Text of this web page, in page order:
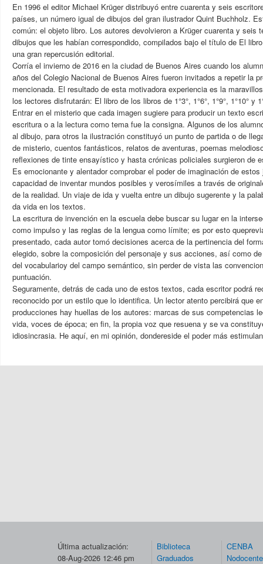
En 1996 el editor Michael Krüger distribuyó entre cuarenta y seis
países, un número igual de dibujos del gran ilustrador Quint Buchholz.
común: el objeto libro. Los autores devolvieron a Krüger cuarenta y seis
dibujos que les habían correspondido, compilados bajo el título de El
una gran repercusión editorial.
Corría el invierno de 2016 en la ciudad de Buenos Aires cuando los
años del Colegio Nacional de Buenos Aires fueron invitados a repetir la
mencionada. El resultado de esta motivadora experiencia es la
los lectores disfrutarán: El libro de los libros de 1°3°, 1°6°, 1°9°, 1°10° y
Entrar en el misterio que cada imagen sugiere para producir un texto
escritura o a la lectura como tema fue la consigna. Algunos de los
al dibujo, para otros la ilustración constituyó un punto de partida o de
de misterio, cuentos fantásticos, relatos de aventuras, poemas
reflexiones de tinte ensayístico y hasta crónicas policiales surgieron de
Es emocionante y alentador comprobar el poder de imaginación de
capacidad de inventar mundos posibles y verosímiles a través de
de la realidad. Un viaje de ida y vuelta entre un dibujo sugerente y la
da vida en los textos.
La escritura de invención en la escuela debe buscar su lugar en la
como impulso y las reglas de la lengua como límite; es por esto
presentado, cada autor tomó decisiones acerca de la pertinencia del
elegido, sobre la composición del personaje y sus acciones, así como
del vocabularioy del campo semántico, sin perder de vista las
puntuación.
Seguramente, detrás de cada uno de estos textos, cada escritor podrá
reconocido por un estilo que lo identifica. Un lector atento percibirá que
producciones hay huellas de los autores: marcas de sus competencias
vida, voces de época; en fin, la propia voz que resuena y se va
idiosincrasia. He aquí, en mi opinión, dondereside el poder más
Última actualización:
08-Aug-2026 12:46 pm
Biblioteca
Graduados
CENBA